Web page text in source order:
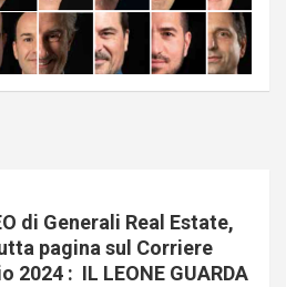
di Generali Real Estate,
pagina sul Corriere
2024 : IL LEONE GUARDA